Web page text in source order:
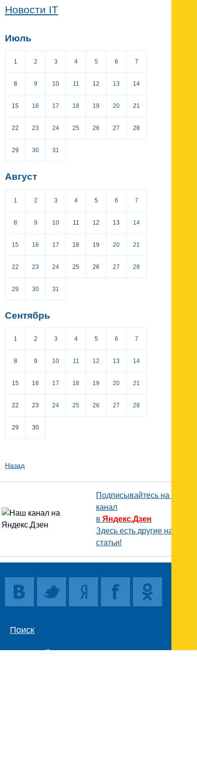
Новости IT
Июль
1 2 3 4 5 6 7
8 9 10 11 12 13 14
15 16 17 18 19 20 21
22 23 24 25 26 27 28
29 30 31
Август
1 2 3 4 5 6 7
8 9 10 11 12 13 14
15 16 17 18 19 20 21
22 23 24 25 26 27 28
29 30 31
Сентябрь
1 2 3 4 5 6 7
8 9 10 11 12 13 14
15 16 17 18 19 20 21
22 23 24 25 26 27 28
29 30
Назад
Подписывайтесь на наш
канал
в Яндекс.Дзен
Здесь есть другие наши
статьи!
Поиск
Карта сайта